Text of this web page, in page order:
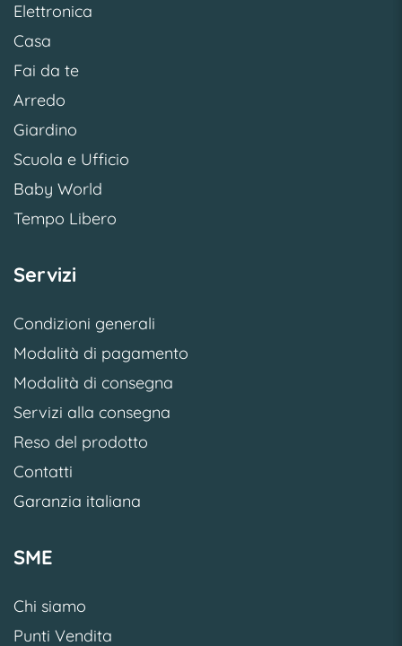
Elettronica
Casa
Fai da te
Arredo
Giardino
Scuola e Ufficio
Baby World
Tempo Libero
Servizi
Condizioni generali
Modalità di pagamento
Modalità di consegna
Servizi alla consegna
Reso del prodotto
Contatti
Garanzia italiana
SME
Chi siamo
Punti Vendita